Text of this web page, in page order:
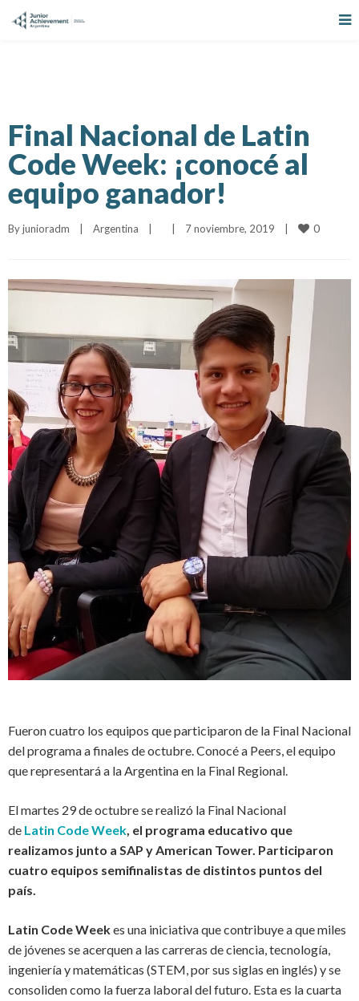
Final Nacional de Latin
Code Week: ¡conocé al
equipo ganador!
By junioradm Argentina 7 noviembre, 2019 0
Fueron cuatro los equipos que participaron de la Final Nacional
del programa a finales de octubre.Conocéa Peers, el equipo
que representará a la Argentina en la Final Regional.
El martes 29 de octubre se realizó la Final Nacional
de Latin CodeWeek, el programa educativo que
realizamos junto a SAP y American Tower. Participaron
cuatro equipos semifinalistas de distintos puntos del
país.
Latin CodeWeekes una iniciativa que contribuye a que miles
de jóvenes se acerquen a las carreras de ciencia, tecnología,
ingeniería y matemáticas (STEM, por sus siglas en inglés) y se
consoliden como la fuerza laboral del futuro. Esta es la cuarta